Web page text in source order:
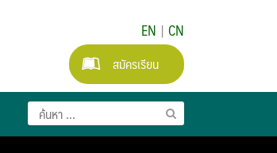
EN | CN
สมัครเรียน